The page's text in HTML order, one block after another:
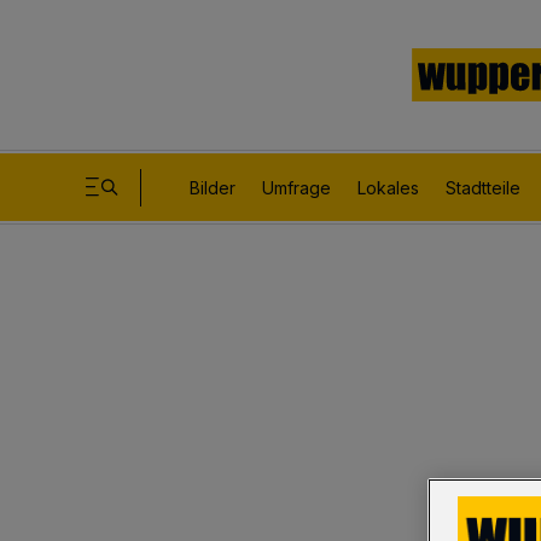
Bilder Umfrage Lokales Stadtteile